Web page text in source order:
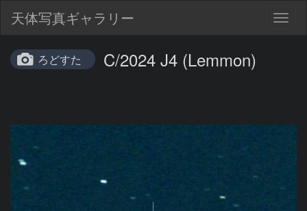
天体写真ギャラリー
ろどすた C/2024 J4 (Lemmon)